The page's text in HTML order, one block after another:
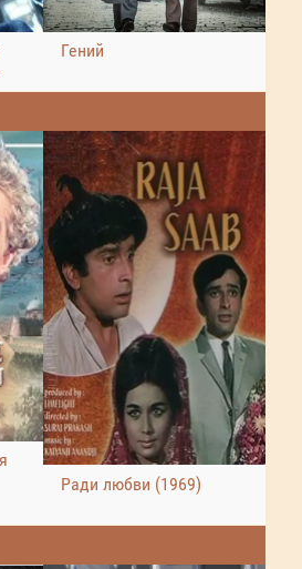
Гений
Ради любви (1969)